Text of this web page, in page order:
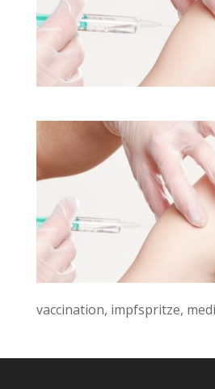
vaccination, impfspritze,